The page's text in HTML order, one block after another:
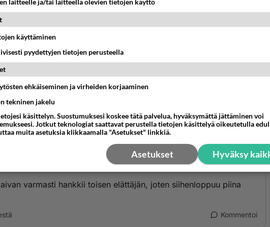
menee lapsille, älä kuitenkaan siihen ratkaisuun päädy.
Kommentoi
07-17 21:57:13
edes haaveiley itskarista. Tuleva Xvaimosi sin siitä vain
paljon viisaammin kun hakeudut naisesta muuten eroon. Ota
laki-ihmiseen ja laita sitä kautta asia menemään eteenpäin.
käyttämäsi eurot saat moninkertaisesti takaisin kun saat pitää
varmasti hankkii toisen elättäjän, joten siihenloppuu piina
Kommentoi
laitteelle ja/tai laitteella olevien tietojen käyttö
käyttäminen
pyydettyjen tietojen perusteella
ehkäiseminen ja virheiden korjaaminen
tekninen jakelu
käsittelyn. Suostumuksesi koskee tätä palvelua, hyväksymättä jättäminen voi
Jotkut teknologiat saattavat perustella tietojen käsittelyä oikeutetulla
muita asetuksia klikkaamalla "Asetukset" linkkiä.
Hyväksy
Asetukset